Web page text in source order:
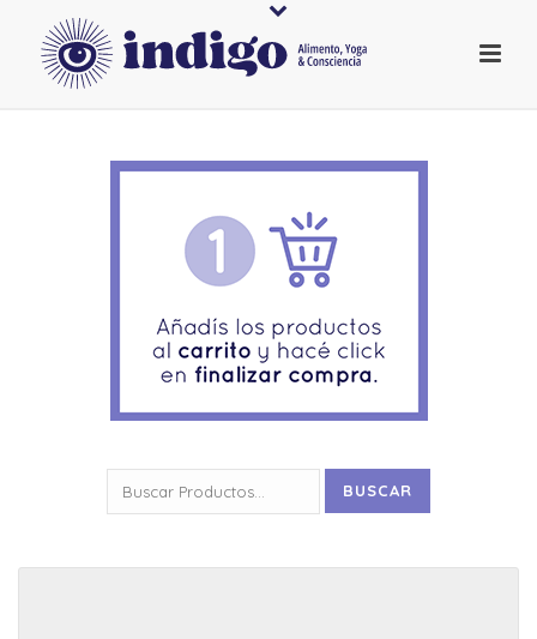
por:
BUSCAR